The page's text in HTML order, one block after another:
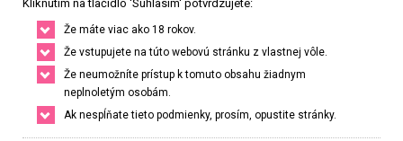
62 695 zhlédnutí Ověřený inzerát Aktivní 186 dní
22 rokov 160cm 50kg Veľkosť A
Jihlava, Kraj Vysočina, Česká republika
Kliknutím na tlačidlo 'Súhlasím' potvrdzujete:
Že máte viac ako 18 rokov.
Že vstupujete na túto webovú stránku z vlastnej vôle.
Že neumožníte prístup k tomuto obsahu žiadnym
neplnoletým osobám.
Ak nespĺňate tieto podmienky, prosím, opustite stránky.